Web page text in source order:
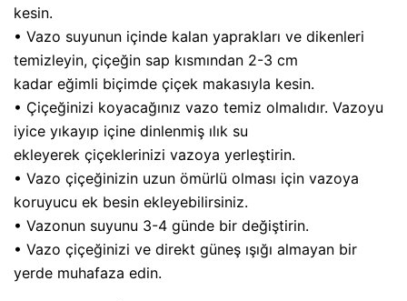
kesin.
• Vazo suyunun içinde kalan yaprakları ve dikenleri
temizleyin, çiçeğin sap kısmından 2-3 cm
kadar eğimli biçimde çiçek makasıyla kesin.
• Çiçeğinizi koyacağınız vazo temiz olmalıdır. Vazoyu
iyice yıkayıp içine dinlenmiş ılık su
ekleyerek çiçeklerinizi vazoya yerleştirin.
• Vazo çiçeğinizin uzun ömürlü olması için vazoya
koruyucu ek besin ekleyebilirsiniz.
• Vazonun suyunu 3-4 günde bir değiştirin.
• Vazo çiçeğinizi ve direkt güneş ışığı almayan bir
yerde muhafaza edin.